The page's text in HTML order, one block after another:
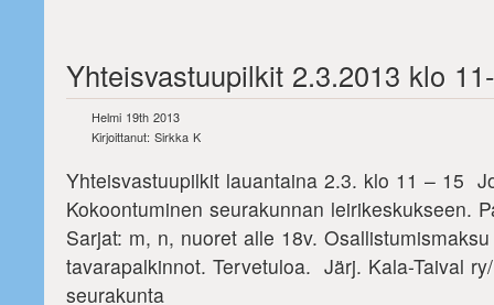
Yhteisvastuupilkit 2.3.2013 klo
Helmi 19th 2013
Kirjoittanut: Sirkka K
Yhteisvastuupilkit lauantaina 2.3. klo 11 – 15
Kokoontuminen seurakunnan leirikeskukseen.
Sarjat: m, n, nuoret alle 18v.
tavarapalkinnot. Tervetuloa. Järj. Kala-Taival
seurakunta